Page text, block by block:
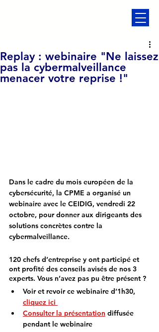
Replay : webinaire "Ne laissez
pas la cybermalveillance
menacer votre reprise !"
Dans le cadre du mois européen de la
cybersécurité, la CPME a organisé un
webinaire avec le CEIDIG, vendredi 22
octobre, pour donner aux dirigeants des
solutions concrètes contre la
cybermalveillance.
120 chefs d’entreprise y ont participé et
ont profité des conseils avisés de nos 3
experts. Vous n’avez pas pu être présent ?
Voir et revoir ce webinaire d’1h30,
cliquez ici
Consulter la présentation diffusée
pendant le webinaire